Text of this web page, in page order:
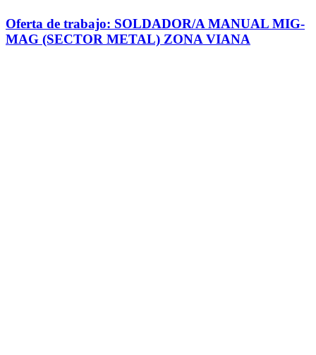
Oferta de trabajo: SOLDADOR/A MANUAL MIG-
MAG (SECTOR METAL) ZONA VIANA